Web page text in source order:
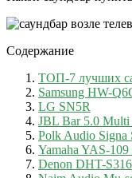
Содержание
ТОП-7 лучших
Samsung HW-
LG SN5R
JBL Bar 5.0 Multi
Polk Audio Signa
Yamaha YAS-109
Denon DHT-